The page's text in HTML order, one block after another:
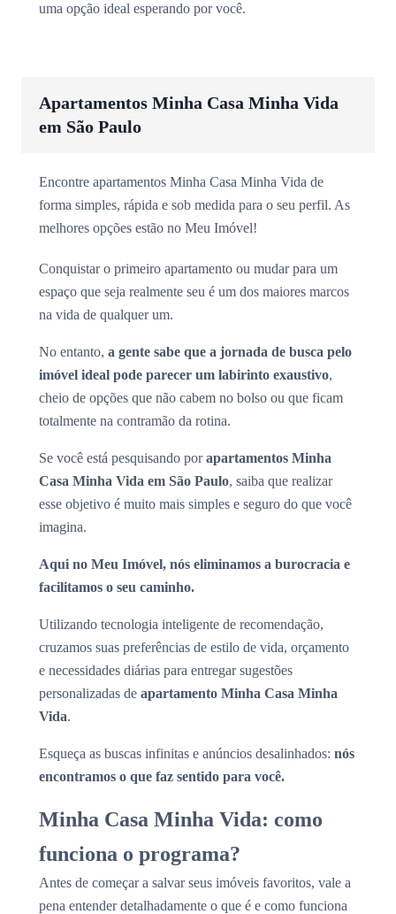
uma opção ideal esperando por você.
Apartamentos Minha Casa Minha Vida
em São Paulo
Encontre apartamentos Minha Casa Minha Vida de
forma simples, rápida e sob medida para o seu perfil. As
melhores opções estão no Meu Imóvel!
Conquistar o primeiro apartamento ou mudar para um
espaço que seja realmente seu é um dos maiores marcos
na vida de qualquer um.
No entanto, a gente sabe que a jornada de busca pelo
imóvel ideal pode parecer um labirinto exaustivo,
cheio de opções que não cabem no bolso ou que ficam
totalmente na contramão da rotina.
Se você está pesquisando porapartamentos Minha
Casa Minha Vida em São Paulo, saiba que realizar
esse objetivo é muito mais simples e seguro do que você
imagina.
Aqui no Meu Imóvel, nós eliminamos a burocracia e
facilitamos o seu caminho.
Utilizando tecnologia inteligente de recomendação,
cruzamos suas preferências de estilo de vida, orçamento
e necessidades diárias para entregar sugestões
personalizadas de apartamento Minha Casa Minha
Vida.
Esqueça as buscas infinitas e anúncios desalinhados: nós
encontramos o que faz sentido para você.
Minha Casa Minha Vida: como
funciona o programa?
Antes de começar a salvar seus imóveis favoritos, vale a
pena entender detalhadamente o que é e como funciona